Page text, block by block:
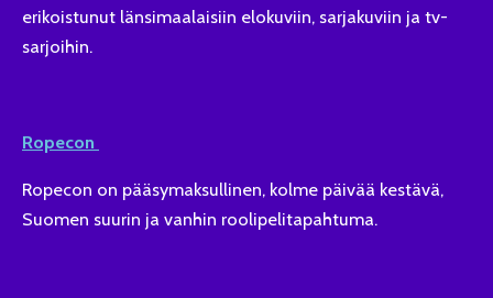
erikoistunut länsimaalaisiin elokuviin, sarjakuviin ja tv-
sarjoihin.
Ropecon
Ropecon on pääsymaksullinen, kolme päivää kestävä,
Suomen suurin ja vanhin roolipelitapahtuma.